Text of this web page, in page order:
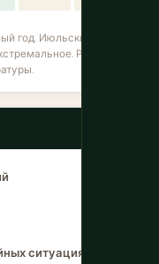
год. Июльские ночи
Рио-де-
ситуациях